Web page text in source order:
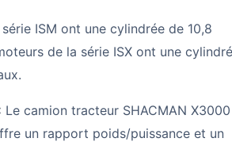
ISM ont une cylindrée de 10,8
de la série ISX ont une
Le camion tracteur SHACMAN X3000
un rapport poids/puissance et un